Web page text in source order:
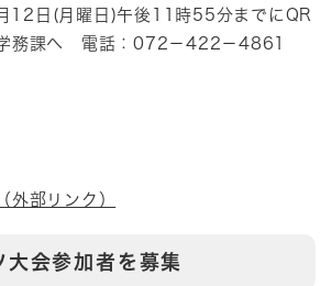
日(月曜日)午後11時55分までにQR
務課へ 電話：072－422－4861
外部リンク）
大会参加者を募集